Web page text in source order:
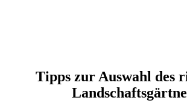
Tipps zur Auswahl des